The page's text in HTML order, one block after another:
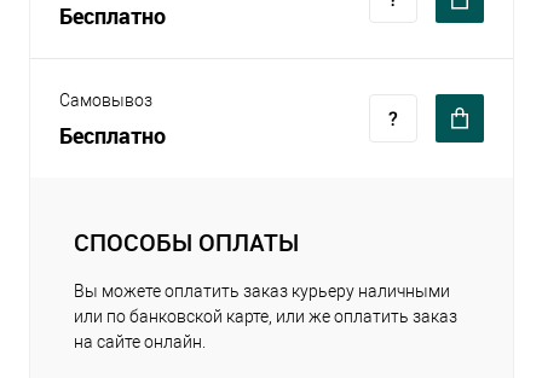
Бесплатно
Самовывоз
Бесплатно
СПОСОБЫ ОПЛАТЫ
Вы можете оплатить заказ курьеру наличными
или по банковской карте, или же оплатить заказ
на сайте онлайн.